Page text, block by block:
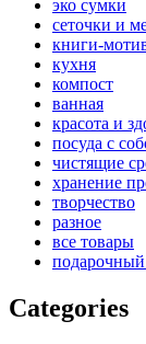
эко сумки
сеточки и
книги-
кухня
компост
ванная
красота и
посуда с
чистящие
хранение
творчество
разное
все товары
подарочный
Categories